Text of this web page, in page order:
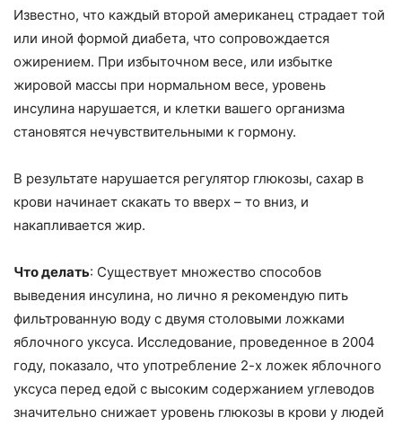
Известно, что каждый второй американец страдает той
или иной формой диабета, что сопровождается
ожирением. При избыточном весе, или избытке
жировой массы при нормальном весе, уровень
инсулина нарушается, и клетки вашего организма
становятся нечувствительными к гормону.
В результате нарушается регулятор глюкозы, сахар в
крови начинает скакать то вверх – то вниз, и
накапливается жир.
Что делать: Существует множество способов
выведения инсулина, но лично я рекомендую пить
фильтрованную воду с двумя столовыми ложками
яблочного уксуса. Исследование, проведенное в 2004
году, показало, что употребление 2-х ложек яблочного
уксуса перед едой с высоким содержанием углеводов
значительно снижает уровень глюкозы в крови у людей